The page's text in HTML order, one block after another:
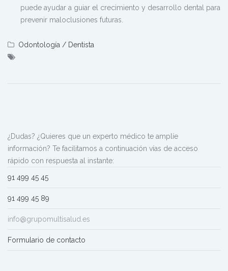
puede ayudar a guiar el crecimiento y desarrollo dental para
prevenir maloclusiones futuras.
Odontología / Dentista
¿Dudas? ¿Quieres que un experto médico te amplíe
información? Te facilitamos a continuación vías de acceso
rápido con respuesta al instante:
91 499 45 45
91 499 45 89
info@grupomultisalud.es
Formulario de contacto